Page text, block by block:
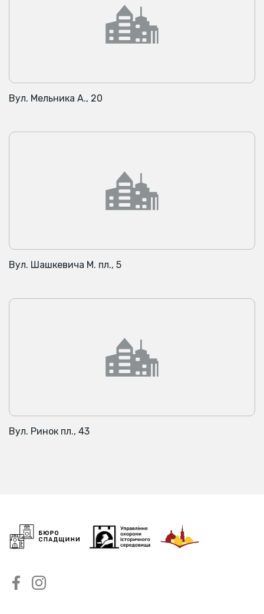
Вул. Мельника А., 20
Вул. Шашкевича М. пл., 5
Вул. Ринок пл., 43